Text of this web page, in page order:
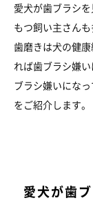
愛犬が歯ブラシ
もつ飼い主さんも
歯磨きは犬の健
れば歯ブラシ嫌
ブラシ嫌いにな
をご紹介します。
愛犬が歯